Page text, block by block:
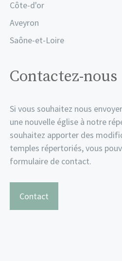
Côte-d'or
Aveyron
Saône-et-Loire
Contactez-nous
Si vous souhaitez nous
une nouvelle église à notre
souhaitez apporter des
temples répertoriés, vous
formulaire de contact.
Contact